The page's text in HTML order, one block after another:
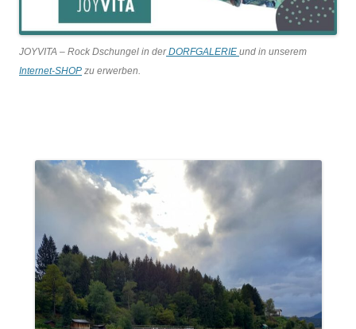
JOYVITA – Rock Dschungel in derDORFGALERIE und in unserem
Internet-SHOP zu erwerben.